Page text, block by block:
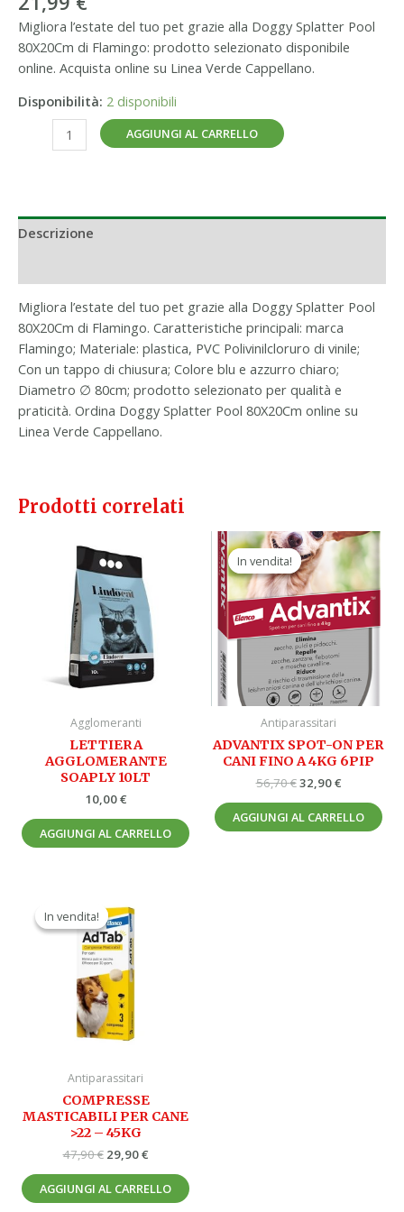
Migliora l’estate del tuo pet grazie alla Doggy Splatter Pool
80X20Cm di Flamingo: prodotto selezionato disponibile
online. Acquista online su Linea Verde Cappellano.
Disponibilità: 2 disponibili
AGGIUNGI AL CARRELLO
Descrizione
Migliora l’estate del tuo pet grazie alla Doggy Splatter Pool
80X20Cm di Flamingo. Caratteristiche principali: marca
Flamingo; Materiale: plastica, PVC Polivinilcloruro di vinile;
Con un tappo di chiusura; Colore blu e azzurro chiaro;
Diametro ∅ 80cm; prodotto selezionato per qualità e
praticità. Ordina Doggy Splatter Pool 80X20Cm online su
Linea Verde Cappellano.
Prodotti correlati
Agglomeranti
LETTIERA
AGGLOMERANTE
SOAPLY 10LT
10,00€
AGGIUNGI AL CARRELLO
In vendita!
In vendita!
Antiparassitari
ADVANTIX SPOT-ON PER
CANI FINO A 4KG 6PIP
56,70€
Il
prezzo
originale
era:
56,70 €.
32,90€
Il
prezzo
attuale
è:
32,90 €.
AGGIUNGI AL CARRELLO
In vendita!
In vendita!
Antiparassitari
COMPRESSE
MASTICABILI PER CANE
>22 – 45KG
47,90€
prezzo
originale
era:
47,90 €.
29,90€
AGGIUNGI AL CARRELLO